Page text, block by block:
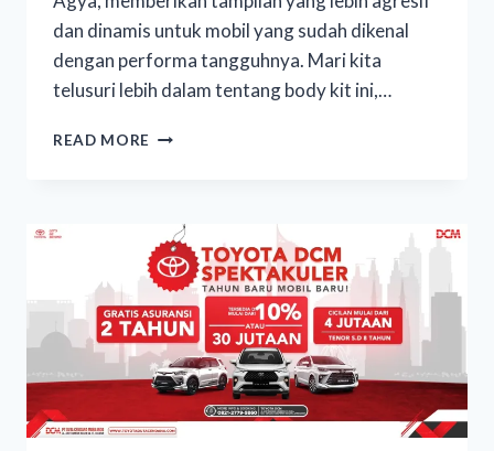
dan dinamis untuk mobil yang sudah dikenal
dengan performa tangguhnya. Mari kita
telusuri lebih dalam tentang body kit ini,…
READ MORE